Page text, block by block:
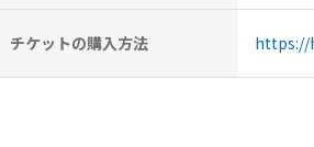
チケットの購入方法 https://